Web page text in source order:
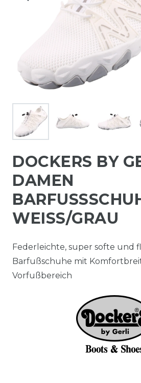
DOCKERS BY
DAMEN
EISS/GRAU
Federleichte, super softe und
Barfußschuhe mit
Vorfußbereich